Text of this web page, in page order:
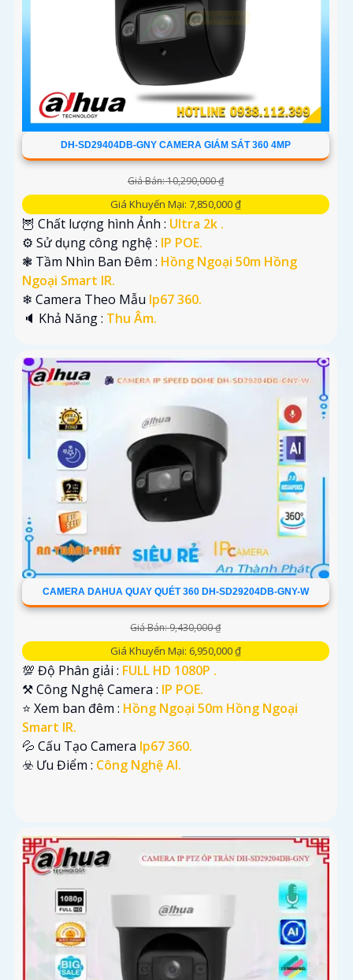
DH-SD29404DB-GNY CAMERA GIÁM SÁT 360 4MP
Giá Bán: 10,290,000 ₫
Giá Khuyến Mại: 7,850,000 ₫
🦉 Chất lượng hình Ảnh : Ultra 2k .
⚙ Sử dụng công nghệ : IP POE.
❃ Tầm Nhìn Ban Đêm : Hồng Ngoại 50m Hồng
Ngoại Smart IR.
❄ Camera Theo Mẫu Ip67 360.
️🔈 Khả Năng : Thu Âm.
CAMERA DAHUA QUAY QUÉT 360 DH-SD29204DB-GNY-W
Giá Bán: 9,430,000 ₫
Giá Khuyến Mại: 6,950,000 ₫
💯 Độ Phân giải : FULL HD 1080P .
⚒ Công Nghệ Camera : IP POE.
⭐ Xem ban đêm : Hồng Ngoại 50m Hồng Ngoại
Smart IR.
💦 Cấu Tạo Camera Ip67 360.
️☣️ Ưu Điểm : Công Nghệ AI.